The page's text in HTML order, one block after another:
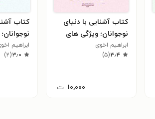
کتاب آشنایی با دنیای
نوجوانان؛ ویژگی های
دوران نوجوانی
ابراهیم اخوی
۳٫۴(۵)
۱۰,۰۰۰ ت
کتاب
نوجوان
ابراهیم
۳٫۰(۲)